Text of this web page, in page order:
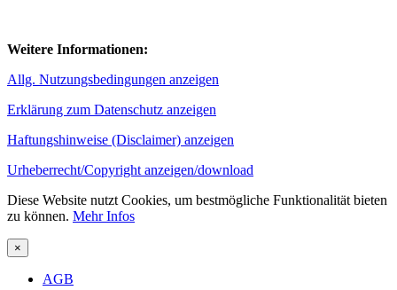
Weitere Informationen:
Allg. Nutzungsbedingungen anzeigen
Erklärung zum Datenschutz anzeigen
Haftungshinweise (Disclaimer) anzeigen
Urheberrecht/Copyright anzeigen/download
Diese Website nutzt Cookies, um bestmögliche Funktionalität bieten
zu können. Mehr Infos
×
AGB